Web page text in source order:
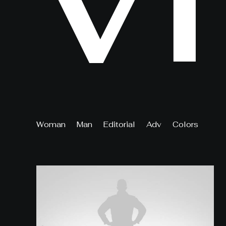
Woman Man Editorial Adv Colors